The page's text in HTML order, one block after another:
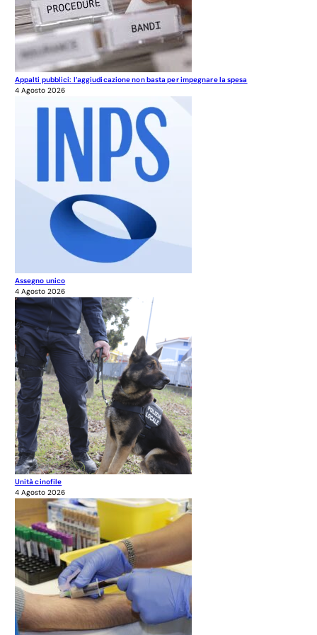
Appalti pubblici: l’aggiudicazione non basta per impegnare la spesa
4 Agosto 2026
Assegno unico
4 Agosto 2026
Unità cinofile
4 Agosto 2026